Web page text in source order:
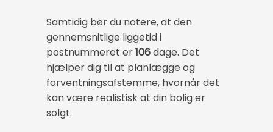
Samtidig bør du notere, at den
gennemsnitlige liggetid i
postnummeret er106dage. Det
hjælper dig til at planlægge og
forventningsafstemme, hvornår det
kan være realistisk at din bolig er
solgt.